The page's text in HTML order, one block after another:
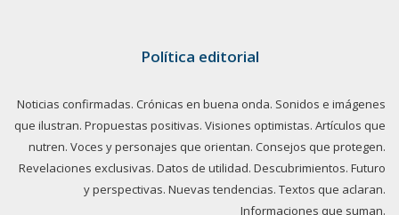
Política editorial
Noticias confirmadas. Crónicas en buena onda. Sonidos e imágenes
que ilustran. Propuestas positivas. Visiones optimistas. Artículos que
nutren. Voces y personajes que orientan. Consejos que protegen.
Revelaciones exclusivas. Datos de utilidad. Descubrimientos. Futuro
y perspectivas. Nuevas tendencias. Textos que aclaran.
Informaciones que suman.